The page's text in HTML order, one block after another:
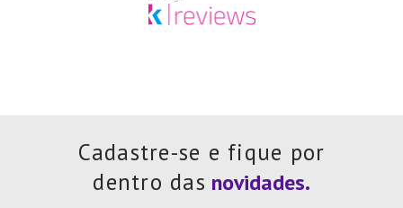
Cadastre-se e fique por
dentro das